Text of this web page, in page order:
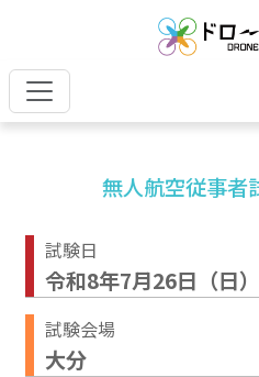
無人航空従事者
試験日
令和8年7月26日（日）
試験会場
大分